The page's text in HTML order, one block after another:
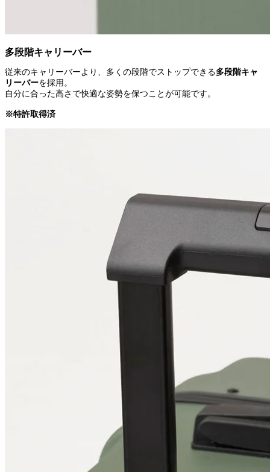
多段階キャリーバー
従来のキャリーバーより、多くの段階でストップできる多段階キャ
リーバーを採用。
自分に合った高さで快適な姿勢を保つことが可能です。
※特許取得済